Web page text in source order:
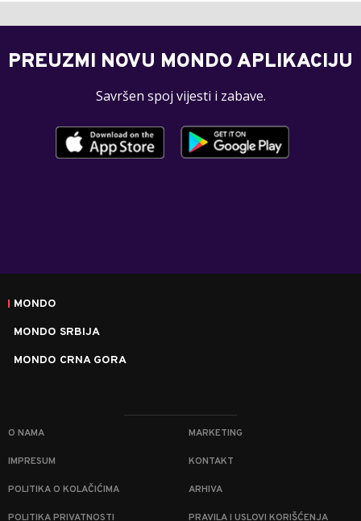
PREUZMI NOVU MONDO APLIKACIJU
Savršen spoj vijesti i zabave.
MONDO
MONDO SRBIJA
MONDO CRNA GORA
O NAMA MARKETING
IMPRESUM KONTAKT
POLITIKA O KOLAČIĆIMA ARHIVA
POLITIKA PRIVATNOSTI PRAVILA I USLOVI KORIŠĆENJA